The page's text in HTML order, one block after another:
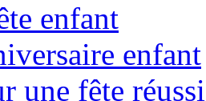
enfant
enfant
une fête